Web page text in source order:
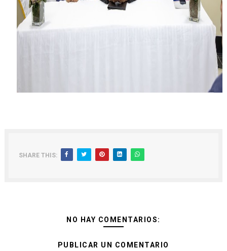
SHARE THIS:
NO HAY COMENTARIOS:
PUBLICAR UN COMENTARIO